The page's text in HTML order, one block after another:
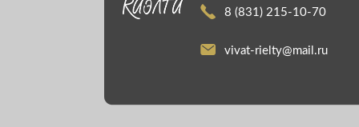
8 (831) 215-10-70
vivat-rielty@mail.ru